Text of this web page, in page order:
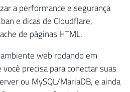
a performance e segurança
e dicas de Cloudflare,
de páginas HTML.
web rodando em
precisa para conectar suas
ou MySQL/MariaDB, e ainda